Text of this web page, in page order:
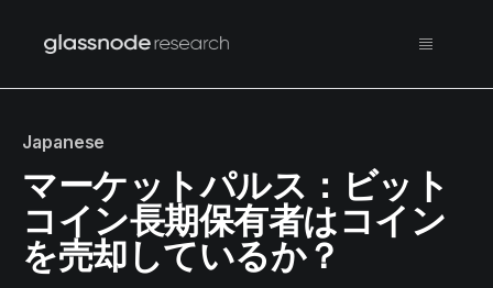
Japanese
マーケットパルス：ビット
コイン長期保有者はコイン
を売却しているか？